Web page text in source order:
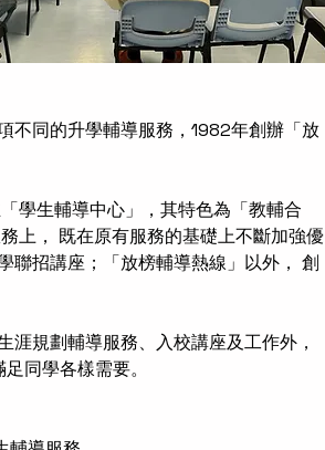
不同的升學輔導服務，1982年創辦「放
學生輔導中心」，其特色為「教輔合
上， 既在原有服務的基礎上不斷加強優
聯招講座；「放榜輔導熱線」以外， 創
規劃輔導服務、入校講座及工作外，
同學各樣需要。